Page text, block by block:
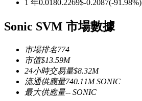
USDC永續
多種以USDC結算的永續合約
1 年0.0180.2269$-0.2087(-91.98%)
Sonic SVM 市場數據
市場排名774
市值$13.59M
24小時交易量$8.32M
流通供應量740.11M SONIC
最大供應量-- SONIC